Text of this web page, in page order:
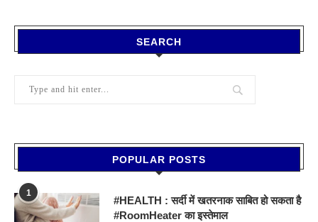
SEARCH
POPULAR POSTS
1
#HEALTH : सर्दी में खतरनाक साबित हो सकता है
#RoomHeater का इस्तेमाल